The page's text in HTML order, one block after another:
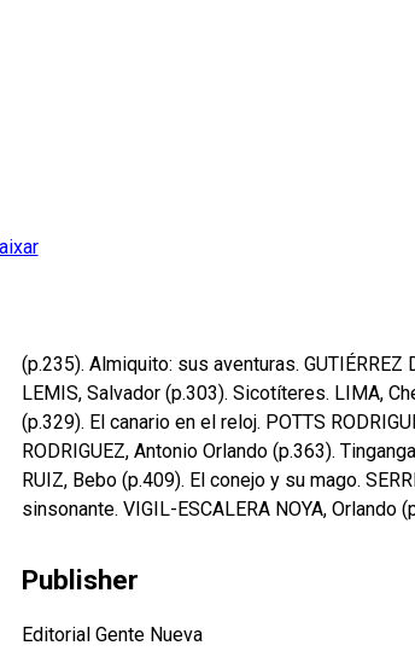
(p.235). Almiquito: sus aventuras.
LEMIS, Salvador (p.303). Sicotíteres. LIMA,
(p.329). El canario en el reloj. POTTS
RODRIGUEZ, Antonio Orlando (p.363).
RUIZ, Bebo (p.409). El conejo y su mago.
sinsonante. VIGIL-ESCALERA NOYA, Orlando
Publisher
Editorial Gente Nueva